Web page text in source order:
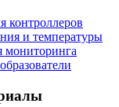
контроллеров
и температуры
мониторинга